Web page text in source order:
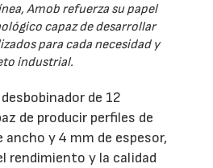
Amob refuerza su papel
capaz de desarrollar
para cada necesidad y
industrial.
de 12
de producir perfiles de
y 4 mm de espesor,
rendimiento y la calidad